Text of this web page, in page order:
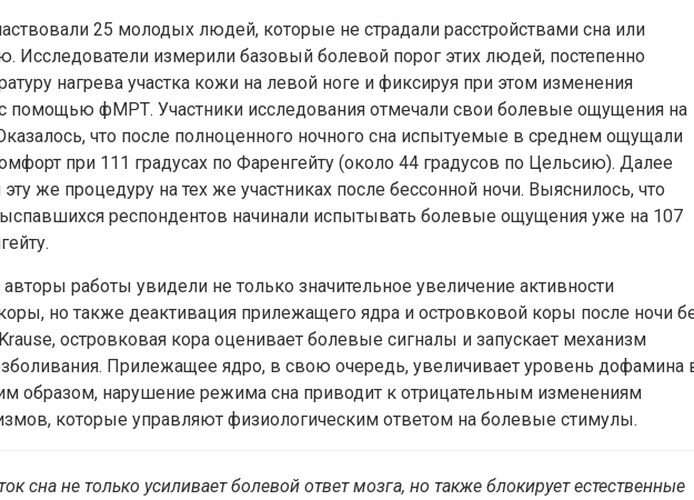
25 молодых людей, которые не страдали расстройствами сна или
Исследователи измерили базовый болевой порог этих людей, постепенно
нагрева участка кожи на левой ноге и фиксируя при этом изменения
с помощью фМРТ. Участники исследования отмечали свои болевые ощущения на
что после полноценного ночного сна испытуемые в среднем ощущали
при 111 градусах по Фаренгейту (около 44 градусов по Цельсию). Далее
же процедуру на тех же участниках после бессонной ночи. Выяснилось, что
респондентов начинали испытывать болевые ощущения уже на 107
авторы работы увидели не только значительное увеличение активности
но также деактивация прилежащего ядра и островковой коры после ночи
островковая кора оценивает болевые сигналы и запускает механизм
Прилежащее ядро, в свою очередь, увеличивает уровень дофамина
образом, нарушение режима сна приводит к отрицательным изменениям
которые управляют физиологическим ответом на болевые стимулы.
сна не только усиливает болевой ответ мозга, но также блокирует естественные